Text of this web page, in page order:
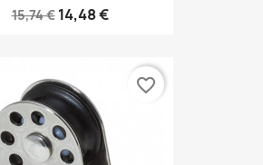
15,74 € 14,48 €
favorite_border